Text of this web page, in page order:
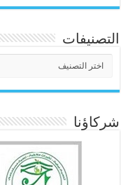
التصنيفات
شركاؤنا